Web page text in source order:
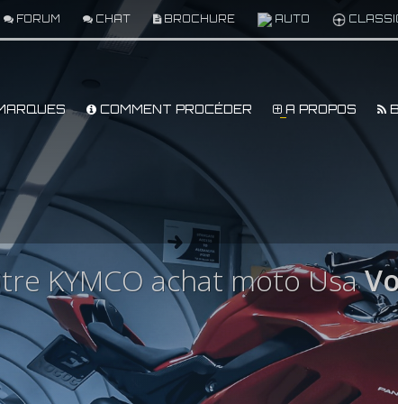
FORUM CHAT BROCHURE AUTO
COMMENT PROCÉDER A PROPOS
KYMCO achat moto Usa